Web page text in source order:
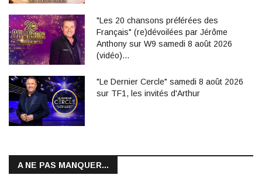
"Les 20 chansons préférées des
Français" (re)dévoilées par Jérôme
Anthony sur W9 samedi 8 août 2026
(vidéo)…
"Le Dernier Cercle" samedi 8 août 2026
sur TF1, les invités d'Arthur
A NE PAS MANQUER...